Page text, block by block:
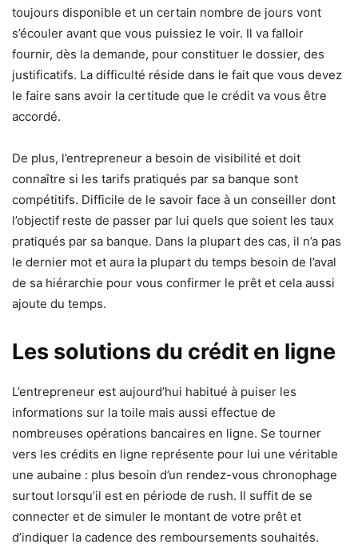
toujours disponible et un certain nombre de jours vont
s’écouler avant que vous puissiez le voir. Il va falloir
fournir, dès la demande, pour constituer le dossier, des
justificatifs. La difficulté réside dans le fait que vous devez
le faire sans avoir la certitude que le crédit va vous être
accordé.
De plus, l’entrepreneur a besoin de visibilité et doit
connaître si les tarifs pratiqués par sa banque sont
compétitifs. Difficile de le savoir face à un conseiller dont
l’objectif reste de passer par lui quels que soient les taux
pratiqués par sa banque. Dans la plupart des cas, il n’a pas
le dernier mot et aura la plupart du temps besoin de l’aval
de sa hiérarchie pour vous confirmer le prêt et cela aussi
ajoute du temps.
Les solutions du crédit en ligne
L’entrepreneur est aujourd’hui habitué à puiser les
informations sur la toile mais aussi effectue de
nombreuses opérations bancaires en ligne. Se tourner
vers les crédits en ligne représente pour lui une véritable
une aubaine : plus besoin d’un rendez-vous chronophage
surtout lorsqu’il est en période de rush. Il suffit de se
connecter et de simuler le montant de votre prêt et
d’indiquer la cadence des remboursements souhaités.